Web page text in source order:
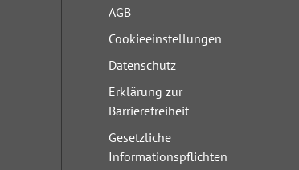
AGB
Cookieeinstellungen
Datenschutz
Erklärung zur
Barrierefreiheit
Gesetzliche
Informationspflichten